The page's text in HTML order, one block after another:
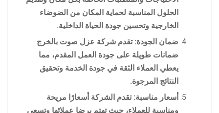
الحلول المناسبة لحماية المكان من الضوضاء
الخارجية وتحسين جودة الحياة الداخلية.
ضمان الجودة: تقدم شركة عزل صوت بالخرج
ضمانات طويلة على جودة العمل المقدم، مما
يعطي العملاء الثقة في جودة الخدمة وتحقيق
النتائج المرجوة.
أسعار مناسبة: تقدم الشركة أسعارًا مريحة
ومناسبة للعملاء، حيث تهتم برضا عملائها وتسعى